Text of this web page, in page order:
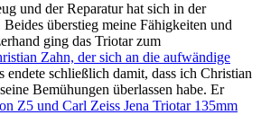
und der Reparatur hat sich in der
überstieg meine Fähigkeiten und
ging das Triotar zum
Zahn, der sich an die aufwändige
endete schließlich damit, dass ich Christian
Bemühungen überlassen habe. Er
Z5 und Carl Zeiss Jena Triotar 135mm